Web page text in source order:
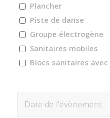
Plancher
Piste de danse
Groupe électrogène
Sanitaires mobiles
Blocs sanitaires avec